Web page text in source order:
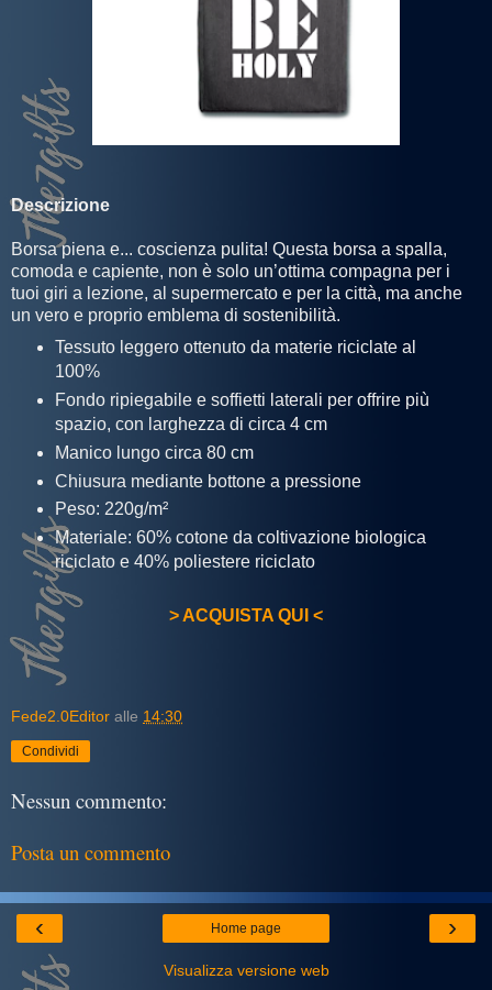
Descrizione
Borsa piena e... coscienza pulita! Questa borsa a spalla,
comoda e capiente, non è solo un’ottima compagna per i
tuoi giri a lezione, al supermercato e per la città, ma anche
un vero e proprio emblema di sostenibilità.
Tessuto leggero ottenuto da materie riciclate al
100%
Fondo ripiegabile e soffietti laterali per offrire più
spazio, con larghezza di circa 4 cm
Manico lungo circa 80 cm
Chiusura mediante bottone a pressione
Peso: 220g/m²
Materiale: 60% cotone da coltivazione biologica
riciclato e 40% poliestere riciclato
> ACQUISTA QUI <
Fede2.0Editor alle 14:30
Condividi
Nessun commento:
Posta un commento
‹ ›
Home page
Visualizza versione web